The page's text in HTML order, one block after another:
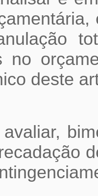
no
deste